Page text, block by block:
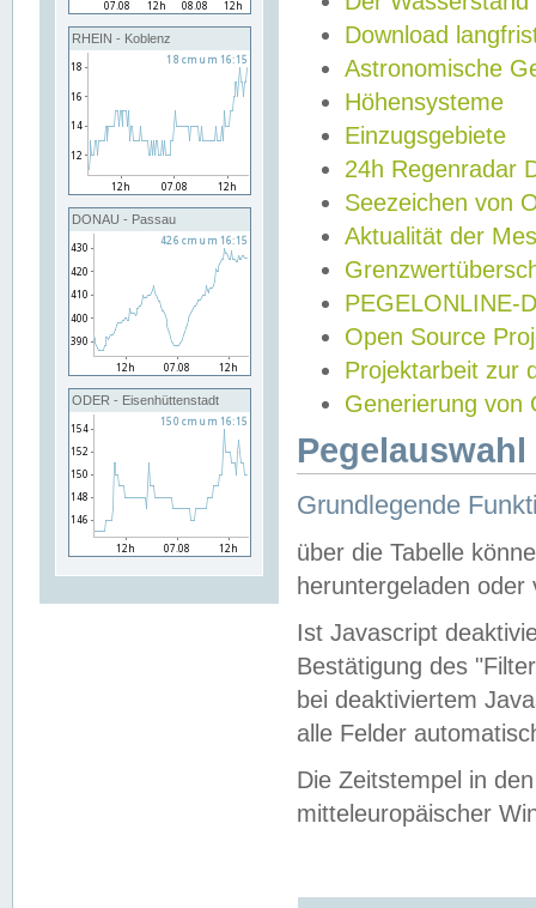
RHEIN - Koblenz
DONAU - Passau
ODER - Eisenhüttenstadt
Download
Astronomische
Höhensysteme
Einzugsgebiete
24h Regenradar
Seezeichen von
Aktualität der
PEGELONLINE-
Open Source
Projektarbeit zur
Generierung von
Grundlegende
über die Tabelle
heruntergeladen oder
Ist Javascript
Bestätigung des
bei deaktiviertem
alle Felder
Die Zeitstempel in
mitteleuropäischer